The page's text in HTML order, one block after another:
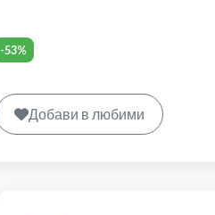
-53%
Добави в любими